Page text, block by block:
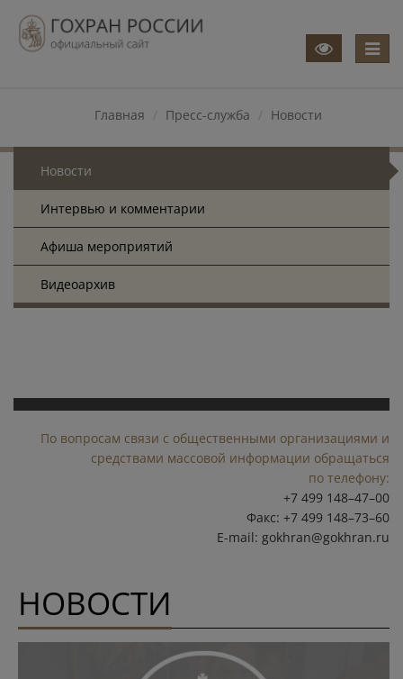
Меню
Главная Пресс-служба Новости
Новости
Интервью и комментарии
Афиша мероприятий
Видеоархив
По вопросам связи с общественными организациями и
средствами массовой информации обращаться
по телефону:
+7 499 148–47–00
Факс: +7 499 148–73–60
E-mail: gokhran@gokhran.ru
НОВОСТИ